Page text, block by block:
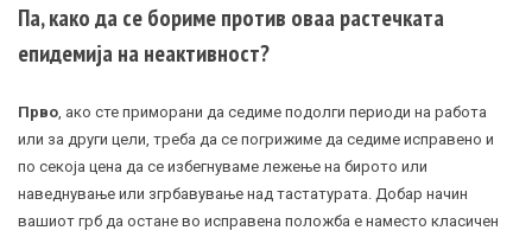
Па, како да се бориме против оваа растечката
епидемија на неактивност?
Прво , ако сте приморани да седиме подолги периоди на работа
или за други цели, треба да се погрижиме да седиме исправено и
по секоја цена да се избегнуваме лежење на бирото или
наведнување или згрбавување над тастатурата. Добар начин
вашиот грб да остане во исправена положба е наместо класичен